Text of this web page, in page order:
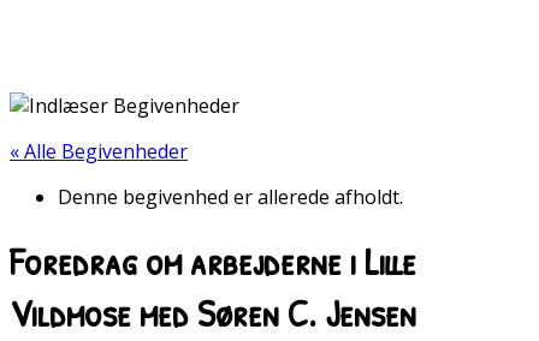
« Alle Begivenheder
Denne begivenhed er allerede afholdt.
Foredrag om arbejderne i Lille
Vildmose med Søren C. Jensen